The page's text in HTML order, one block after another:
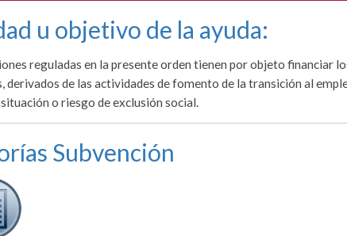
u objetivo de la ayuda:
reguladas en la presente orden tienen por objeto financiar
derivados de las actividades de fomento de la transición al
o riesgo de exclusión social.
Subvención